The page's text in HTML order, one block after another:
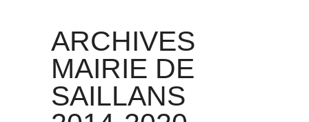
ARCHIVES
MAIRIE DE
SAILLANS